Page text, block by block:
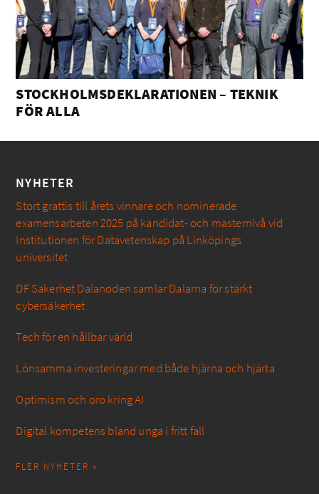
STOCKHOLMSDEKLARATIONEN – TEKNIK
FÖR ALLA
NYHETER
Stort grattis till årets vinnare och nominerade
examensarbeten 2025 på kandidat- och masternivå vid
Institutionen för Datavetenskap på Linköpings
universitet
DF Säkerhet Dalanoden samlar Dalarna för stärkt
cybersäkerhet
Tech för en hållbar värld
Lönsamma investeringar med både hjärna och hjärta
Optimism och oro kring AI
Digital kompetens bland unga i fritt fall
FLER NYHETER »